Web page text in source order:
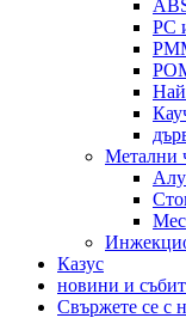
PC
Метални
Казус
новини и
Свържете се с